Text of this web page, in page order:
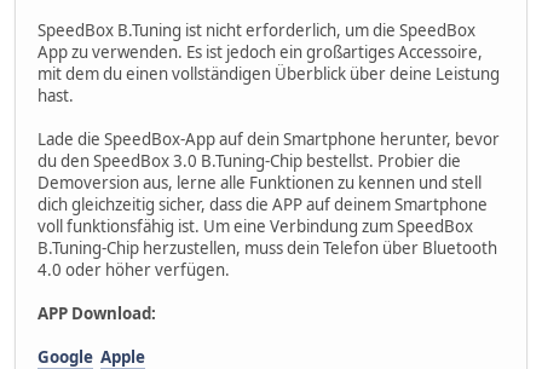
SpeedBox B.Tuning ist nicht erforderlich, um die SpeedBox
App zu verwenden. Es ist jedoch ein großartiges Accessoire,
mit dem du einen vollständigen Überblick über deine Leistung
hast.
Lade die SpeedBox-App auf dein Smartphone herunter, bevor
du den SpeedBox 3.0 B.Tuning-Chip bestellst. Probier die
Demoversion aus, lerne alle Funktionen zu kennen und stell
dich gleichzeitig sicher, dass die APP auf deinem Smartphone
voll funktionsfähig ist. Um eine Verbindung zum SpeedBox
B.Tuning-Chip herzustellen, muss dein Telefon über Bluetooth
4.0 oder höher verfügen.
APP Download:
Google Apple